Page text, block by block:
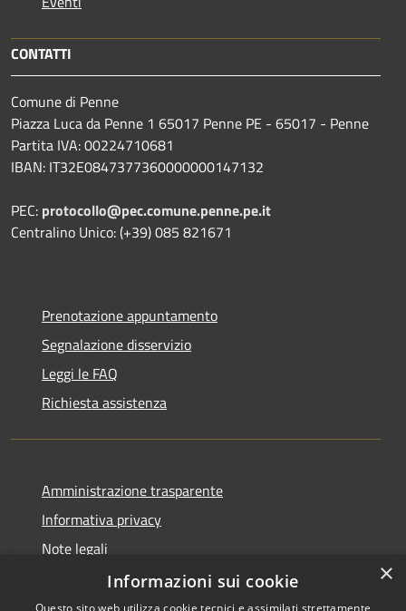
CONTATTI
Comune di Penne
Piazza Luca da Penne 1 65017 Penne PE - 65017 - Penne
Partita IVA: 00224710681
IBAN: IT32E0847377360000000147132
PEC: protocollo@pec.comune.penne.pe.it
Centralino Unico: (+39) 085 821671
Prenotazione appuntamento
Segnalazione disservizio
Leggi le FAQ
Richiesta assistenza
Amministrazione trasparente
Informativa privacy
Note legali
Dichiarazione di accessibilità
×
Informazioni sui cookie
Questo sito web utilizza cookie tecnici e assimilati strettamente